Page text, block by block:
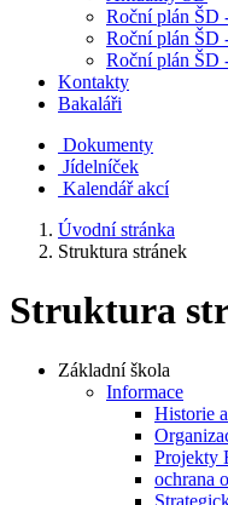
Roční plán ŠD
Roční plán ŠD
Roční plán ŠD
Kontakty
Bakaláři
Dokumenty
Jídelníček
Kalendář akcí
Úvodní stránka
Struktura stránek
Struktura
Základní škola
Informace
Historie
Projekty
ochrana